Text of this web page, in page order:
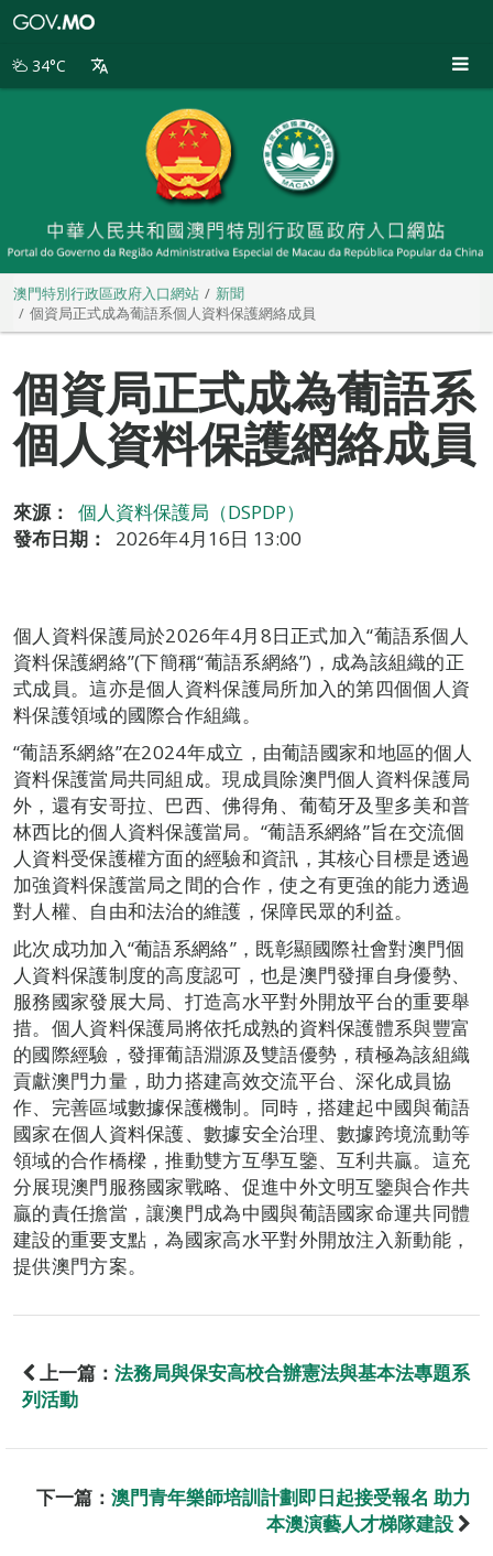
別
34°C
澳門特別行政區政府入口網站
新聞
個資局正式成為葡語系個人資料保護網絡成員
個資局正式成為葡語系
個人資料保護網絡成員
來源：
個人資料保護局（DSPDP）
發布日期：
2026年4月16日 13:00
個人資料保護局於2026年4月8日正式加入“葡語系個人
資料保護網絡”(下簡稱“葡語系網絡”)，成為該組織的正
式成員。這亦是個人資料保護局所加入的第四個個人資
料保護領域的國際合作組織。
“葡語系網絡”在2024年成立，由葡語國家和地區的個人
資料保護當局共同組成。現成員除澳門個人資料保護局
外，還有安哥拉、巴西、佛得角、葡萄牙及聖多美和普
林西比的個人資料保護當局。“葡語系網絡”旨在交流個
人資料受保護權方面的經驗和資訊，其核心目標是透過
加強資料保護當局之間的合作，使之有更強的能力透過
對人權、自由和法治的維護，保障民眾的利益。
此次成功加入“葡語系網絡”，既彰顯國際社會對澳門個
人資料保護制度的高度認可，也是澳門發揮自身優勢、
服務國家發展大局、打造高水平對外開放平台的重要舉
措。個人資料保護局將依托成熟的資料保護體系與豐富
的國際經驗，發揮葡語淵源及雙語優勢，積極為該組織
貢獻澳門力量，助力搭建高效交流平台、深化成員協
作、完善區域數據保護機制。同時，搭建起中國與葡語
國家在個人資料保護、數據安全治理、數據跨境流動等
領域的合作橋樑，推動雙方互學互鑒、互利共贏。這充
分展現澳門服務國家戰略、促進中外文明互鑒與合作共
贏的責任擔當，讓澳門成為中國與葡語國家命運共同體
建設的重要支點，為國家高水平對外開放注入新動能，
提供澳門方案。
上一篇： 法務局與保安高校合辦憲法與基本法專題系
列活動
下一篇： 澳門青年樂師培訓計劃即日起接受報名 助力
本澳演藝人才梯隊建設